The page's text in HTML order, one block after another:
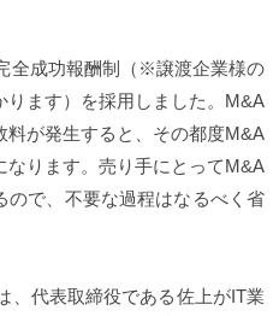
全成功報酬制（※譲渡企業様の
ます）を採用しました。M&A
が発生すると、その都度M&A
ります。売り手にとってM&A
ので、不要な過程はなるべく省
、代表取締役である佐上がIT業